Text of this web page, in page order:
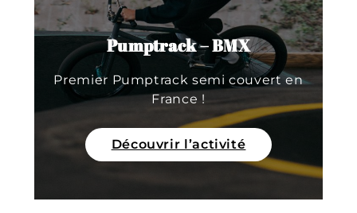
Pumptrack – BMX
Premier Pumptrack semi couvert en
France !
Découvrir l’activité